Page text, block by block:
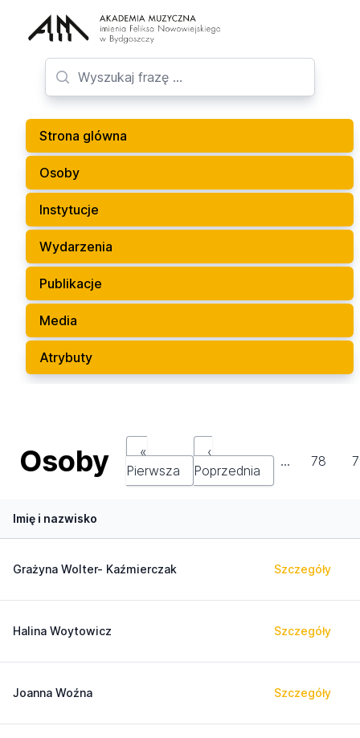
Strona glówna
Osoby
Instytucje
Wydarzenia
Publikacje
Media
Atrybuty
Osoby
«
Pierwsza
‹
Poprzednia
… 78
Imię i nazwisko
Grażyna Wolter- Kaźmierczak Szczegóły
Halina Woytowicz Szczegóły
Joanna Woźna Szczegóły